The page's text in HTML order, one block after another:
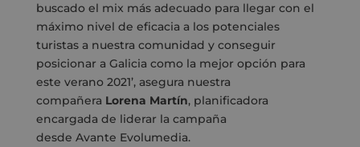
buscado el mix más adecuado para llegar con el
máximo nivel de eficacia a los potenciales
turistas a nuestra comunidad y conseguir
posicionar a Galicia como la mejor opción para
este verano 2021’, asegura nuestra
compañera Lorena Martín, planificadora
encargada de liderar la campaña
desde Avante Evolumedia.